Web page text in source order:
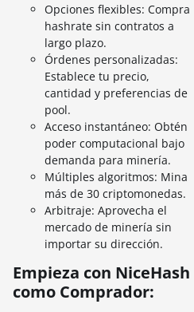
Opciones flexibles: Compra
hashrate sin contratos a
largo plazo.
Órdenes personalizadas:
Establece tu precio,
cantidad y preferencias de
pool.
Acceso instantáneo: Obtén
poder computacional bajo
demanda para minería.
Múltiples algoritmos: Mina
más de 30 criptomonedas.
Arbitraje: Aprovecha el
mercado de minería sin
importar su dirección.
Empieza con NiceHash
como Comprador: